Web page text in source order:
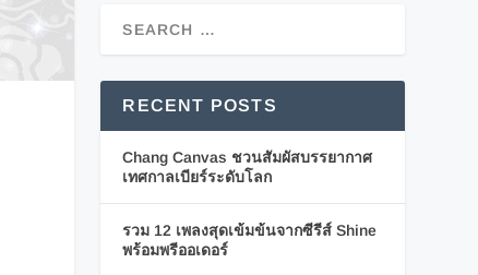
RECENT POSTS
Chang Canvas ชวนสัมผัสบรรยากาศ
เทศกาลเบียร์ระดับโลก
รวม 12 เพลงสุดเข้มข้นจากซีรีส์ Shine
พร้อมพรีออเดอร์